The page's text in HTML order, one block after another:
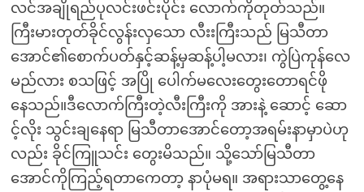
လင်အချိုရည်ပုလင်းဖင်းပိုင်း လောက်ကိုတုတ်သည်။
ကြီးမားတုတ်ခိုင်လွန်းလှသော လီးးကြီးသည် မြသီတာ
အောင်၏စောက်ပတ်နှင့်ဆန့်မှဆန့်ပါ့မလား၊ ကွဲပြဲကုန်လေ
မည်လား စသဖြင့် အပြို ပေါက်မလေးတွေးတောရင်ဖို
နေသည်။ဒီလောက်ကြီးတဲ့လီးကြီးကို အားနဲ့ ဆောင့် ဆော
င့်လိုး သွင်းချနေရာ မြသီတာအောင်တော့အရမ်းနာမှာပဲဟု
လည်း ခိုင်ကြူသင်း တွေးမိသည်။ သို့သော်မြသီတာ
အောင်ကိုကြည့်ရတာကေတာ့ နာပုံမရ။ အရားသာတွေ့နေ